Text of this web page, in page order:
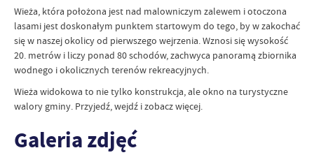
Wieża, która położona jest nad malowniczym zalewem i otoczona
lasami jest doskonałym punktem startowym do tego, by w zakochać
się w naszej okolicy od pierwszego wejrzenia. Wznosi się wysokość
20. metrów i liczy ponad 80 schodów, zachwyca panoramą zbiornika
wodnego i okolicznych terenów rekreacyjnych.
Wieża widokowa to nie tylko konstrukcja, ale okno na turystyczne
walory gminy. Przyjedź, wejdź i zobacz więcej.
Galeria zdjęć